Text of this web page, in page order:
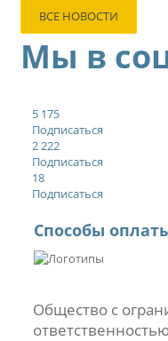
ВСЕ НОВОСТИ
Мы в
5 175
Подписаться
2 222
Подписаться
18
Подписаться
Способы
Общество с